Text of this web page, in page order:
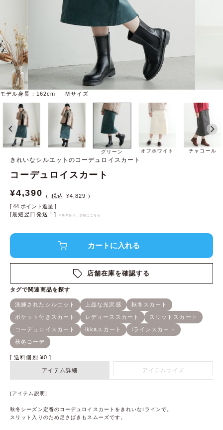
モデル身長：162cm Mサイズ
グリーン オフホワイト チャコール
きれいなシルエットのコーデュロイスカート
コーデュロイスカート
¥4,390 ¥4,829
[ 44 ポイント進呈 ]
[最短翌日発送！]
※条件あり、 詳細はこちら
店舗在庫を確認する
送料個別 ¥0
アイテム詳細 アイテムサイズ
[アイテム説明]
秋冬シーズン定番のコーデュロイスカートをきれいなIラインで。
スリット入りのため足さばきもスムーズです。